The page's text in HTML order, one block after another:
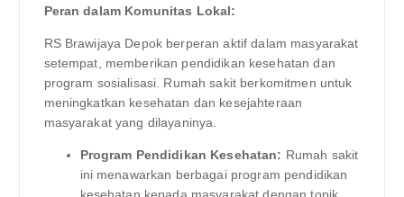
Peran dalam Komunitas Lokal:
RS Brawijaya Depok berperan aktif dalam masyarakat
setempat, memberikan pendidikan kesehatan dan
program sosialisasi. Rumah sakit berkomitmen untuk
meningkatkan kesehatan dan kesejahteraan
masyarakat yang dilayaninya.
Program Pendidikan Kesehatan: Rumah sakit
ini menawarkan berbagai program pendidikan